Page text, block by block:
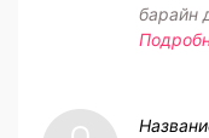
барайн